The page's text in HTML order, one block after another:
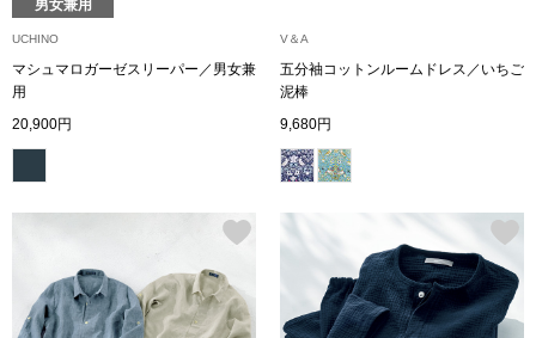
金谷製靴
おすすめ特集
【特集】Travel
男女兼用
UCHINO
マシュマロガーゼスリーパー／男女兼
用
20,900円
V＆A
五分袖コットンルームドレス／いちご
泥棒
9,680円